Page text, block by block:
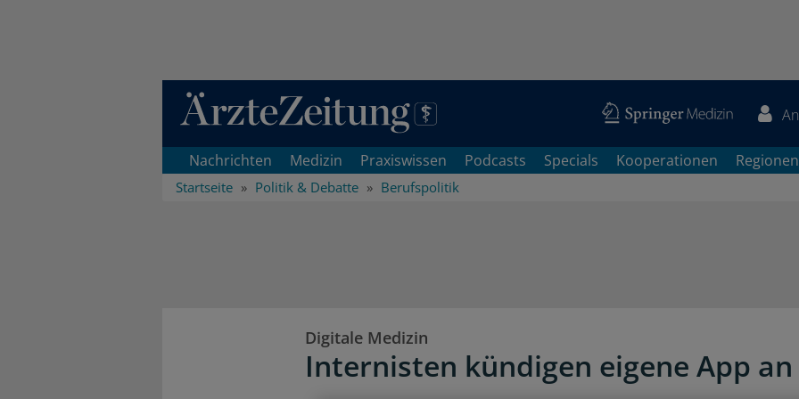
Direkt zum Inhaltsbereich
Nachrichten Medizin Praxiswissen Podcasts Specials Kooperationen Regionen
Startseite Politik & Debatte Berufspolitik
Digitale Medizin
Internisten kündigen eigene App an